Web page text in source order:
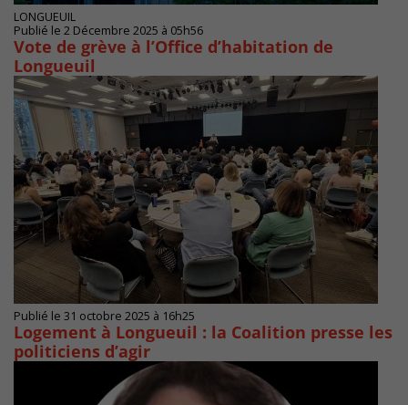
LONGUEUIL
Publié le 2 Décembre 2025 à 05h56
Vote de grève à l’Office d’habitation de
Longueuil
Publié le 31 octobre 2025 à 16h25
Logement à Longueuil : la Coalition presse les
politiciens d’agir